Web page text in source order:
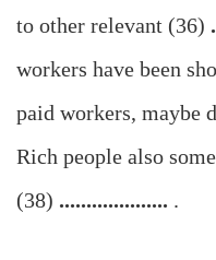
to other relevant (36)
workers have been
paid workers, maybe
Rich people also
(38) .................... .